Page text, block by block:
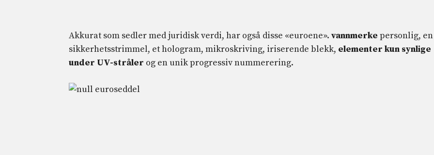
Akkurat som sedler med juridisk verdi, har også disse «euroene». vannmerke personlig, en
sikkerhetsstrimmel, et hologram, mikroskriving, iriserende blekk, elementer kun synlige
under UV-stråler og en unik progressiv nummerering.